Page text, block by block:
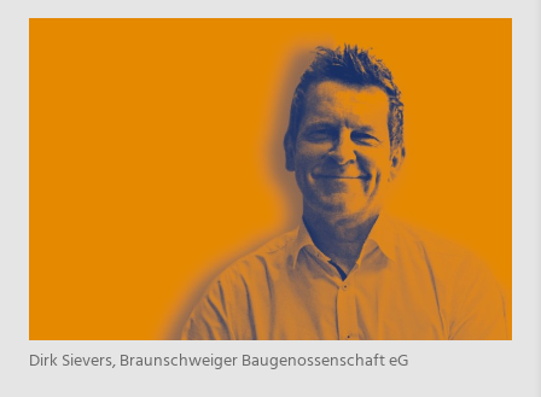
Dirk Sievers, Braunschweiger Baugenossenschaft eG